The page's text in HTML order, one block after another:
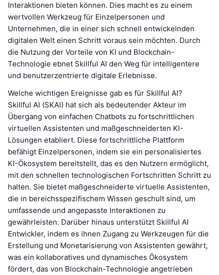
Interaktionen bieten können. Dies macht es zu einem
wertvollen Werkzeug für Einzelpersonen und
Unternehmen, die in einer sich schnell entwickelnden
digitalen Welt einen Schritt voraus sein möchten. Durch
die Nutzung der Vorteile von KI und Blockchain-
Technologie ebnet Skillful AI den Weg für intelligentere
und benutzerzentrierte digitale Erlebnisse.
Welche wichtigen Ereignisse gab es für Skillful AI?
Skillful AI (SKAI) hat sich als bedeutender Akteur im
Übergang von einfachen Chatbots zu fortschrittlichen
virtuellen Assistenten und maßgeschneiderten KI-
Lösungen etabliert. Diese fortschrittliche Plattform
befähigt Einzelpersonen, indem sie ein personalisiertes
KI-Ökosystem bereitstellt, das es den Nutzern ermöglicht,
mit den schnellen technologischen Fortschritten Schritt zu
halten. Sie bietet maßgeschneiderte virtuelle Assistenten,
die in bereichsspezifischem Wissen geschult sind, um
umfassende und angepasste Interaktionen zu
gewährleisten. Darüber hinaus unterstützt Skillful AI
Entwickler, indem es ihnen Zugang zu Werkzeugen für die
Erstellung und Monetarisierung von Assistenten gewährt,
was ein kollaboratives und dynamisches Ökosystem
fördert, das von Blockchain-Technologie angetrieben